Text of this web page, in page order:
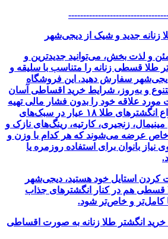
زنانه جدید و شیک از دیجی‌شهر
و لذت بخش، می‌توانید جدیدترین و
طلا قسطی زنانه را متناسب با سلیقه و
سفارش دهید. این فروشگاه
و به‌روز، شرایط خرید اقساطی آسان
مورد علاقه خود را بدون فشار مالی تهیه
کنید. در این مجموعه، انواع انگشترهای طلا ۱۸ عیار در سبک‌های
زنجیری، کارتیه، رینگ‌های نازک و
عرضه می‌شوند که هر کدام با وزن و
بانوان برای استفاده روزمره یا
کردن استایل خود هستید، دیجی‌شهر
هم در کنار انگشترهای جذاب
کامل‌تر و خاص‌تر شود.
انگشتر طلا زنانه به صورت اقساطی